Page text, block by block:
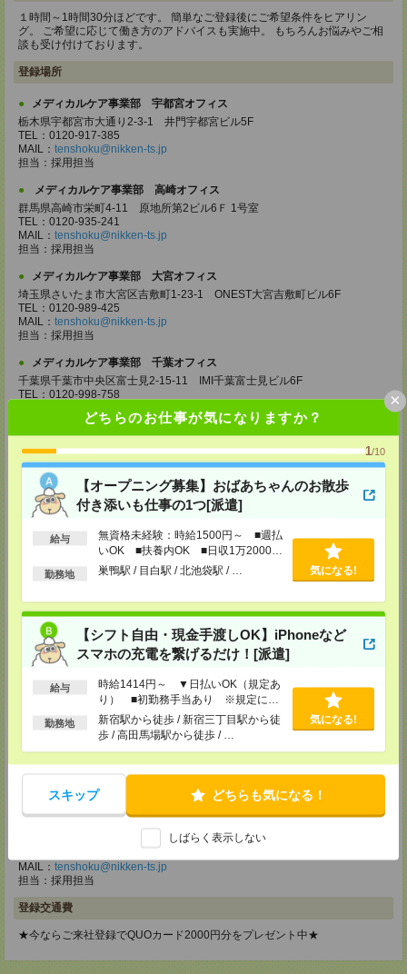
どちらのお仕事が気になりますか？
1/10
【オープニング募集】おばあちゃんのお散歩
付き添いも仕事の1つ[派遣]
給与
無資格未経験：時給1500円～ ■週払
いOK ■扶養内OK ■日収1万2000円
以上
勤務地 巣鴨駅 / 目白駅 / 北池袋駅 / … 気になる!
【シフト自由・現金手渡しOK】iPhoneなど
スマホの充電を繋げるだけ！[派遣]
給与
時給1414円～ ▼日払いOK（規定あ
り） ■初勤務手当あり ※規定によ
る
勤務地
新宿駅から徒歩 / 新宿三丁目駅から徒
歩 / 高田馬場駅から徒歩 / …
気になる!
スキップ どちらも気になる！
しばらく表示しない
×
１時間～1時間30分ほどです。 簡単なご登録後にご希望条件をヒアリン
グ。 ご希望に応じて働き方のアドバイスも実施中。 もちろんお悩みやご相
談も受け付けております。
登録場所
メディカルケア事業部 宇都宮オフィス
栃木県宇都宮市大通り2-3-1 井門宇都宮ビル5F
TEL：0120-917-385
MAIL： tenshoku@nikken-ts.jp
担当：採用担当
メディカルケア事業部 高崎オフィス
群馬県高崎市栄町4-11 原地所第2ビル6Ｆ 1号室
TEL：0120-935-241
MAIL： tenshoku@nikken-ts.jp
担当：採用担当
メディカルケア事業部 大宮オフィス
埼玉県さいたま市大宮区吉敷町1-23-1 ONEST大宮吉敷町ビル6F
TEL：0120-989-425
MAIL： tenshoku@nikken-ts.jp
担当：採用担当
メディカルケア事業部 千葉オフィス
千葉県千葉市中央区富士見2-15-11 IMI千葉富士見ビル6F
TEL：0120-998-758
tenshoku@nikken-ts.jp
担当：採用担当
メディカルケア事業部 柏オフィス
千葉県柏市末広町5-19 第12関口ビル7F 705号室
TEL：0120-935-218
MAIL：tenshoku@nikken-ts.jp
担当：採用担当
メディカルケア事業部 新宿オフィス
東京都新宿区新宿2-3-10 新宿御苑ビル6階
TEL：0120-457-235
MAIL：tenshoku@nikken-ts.jp
メディカルケア事業部 立川事業部
東京都立川市錦町1-12-14
TEL：0120-934-200
MAIL：tenshoku@nikken-ts.jp
担当：採用担当
メディカルケア事業部 町田オフィス
東京都町田市森野1-7-23 大樹生命町田ビル6F
TEL：0120-453-285
MAIL：tenshoku@nikken-ts.jp
神奈川県横浜市保土ケ谷区神戸町134 横浜ビジネスパークサウスタワー
MAIL： tenshoku@nikken-ts.jp
担当：採用担当
登録交通費
★今ならご来社登録でQUOカード2000円分をプレゼント中★